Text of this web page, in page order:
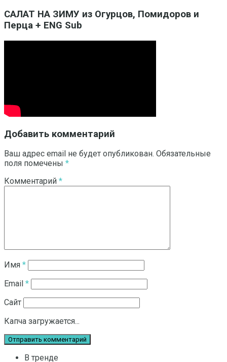
САЛАТ НА ЗИМУ из Огурцов, Помидоров и
Перца + ENG Sub
Добавить комментарий
Ваш адрес email не будет опубликован. Обязательные
поля помечены *
Комментарий *
Имя *
Email *
Сайт
Капча загружается...
В тренде